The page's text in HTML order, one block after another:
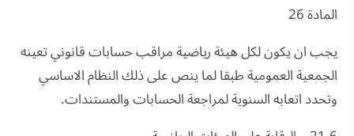
المادة 26
يجب ان يكون لكل هيئة رياضية مراقب حسابات قانوني تعينه
الجمعية العمومية طبقا لما ينص على ذلك النظام الاساسي
وتحدد اتعابه السنوية لمراجعة الحسابات والمستندات.